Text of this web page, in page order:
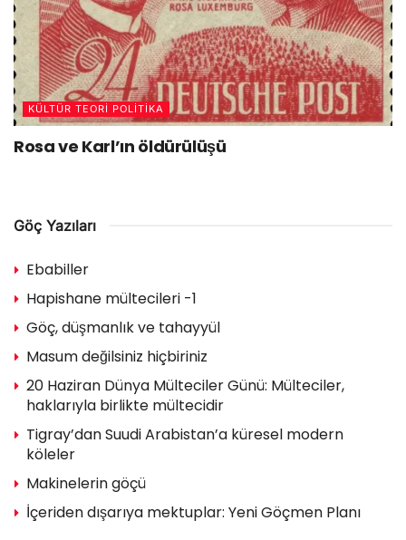
KÜLTÜR TEORI POLITIKA
Rosa ve Karl’ın öldürülüşü
Göç Yazıları
Ebabiller
Hapishane mültecileri -1
Göç, düşmanlık ve tahayyül
Masum değilsiniz hiçbiriniz
20 Haziran Dünya Mülteciler Günü: Mülteciler,
haklarıyla birlikte mültecidir
Tigray’dan Suudi Arabistan’a küresel modern
köleler
Makinelerin göçü
İçeriden dışarıya mektuplar: Yeni Göçmen Planı